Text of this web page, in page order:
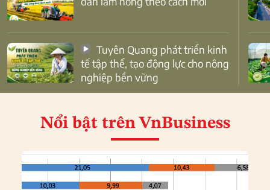
tế tập thể, tạo động lực cho nông
nghiệp bền vững
Nổi bật trên VnBusiness